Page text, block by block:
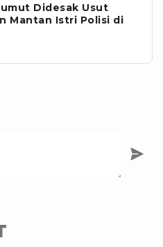
Didesak Usut
Mantan Istri Polisi di